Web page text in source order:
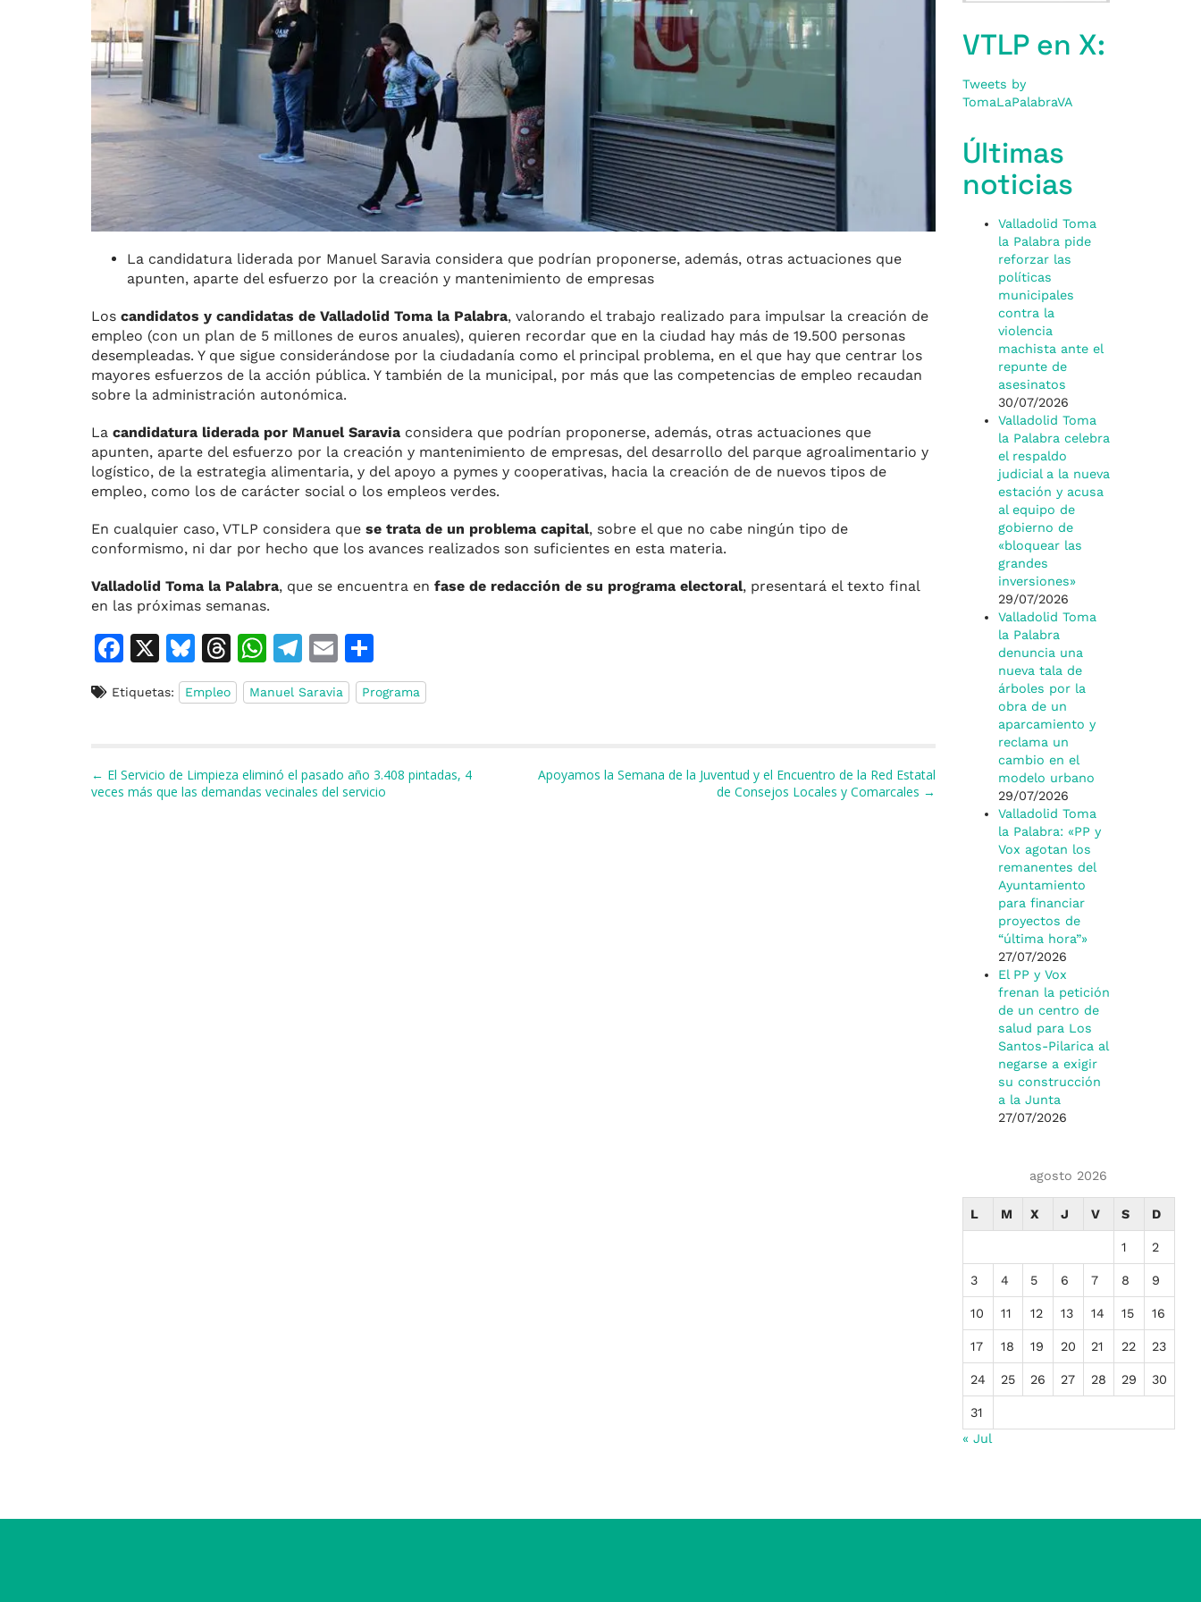
La candidatura liderada por Manuel Saravia considera que podrían proponerse, además, otras actuaciones que
apunten, aparte del esfuerzo por la creación y mantenimiento de empresas
Los candidatos y candidatas de Valladolid Toma la Palabra, valorando el trabajo realizado para impulsar la creación de
empleo (con un plan de 5 millones de euros anuales), quieren recordar que en la ciudad hay más de 19.500 personas
desempleadas. Y que sigue considerándose por la ciudadanía como el principal problema, en el que hay que centrar los
mayores esfuerzos de la acción pública. Y también de la municipal, por más que las competencias de empleo recaudan
sobre la administración autonómica.
La candidatura liderada por Manuel Saravia considera que podrían proponerse, además, otras actuaciones que
apunten, aparte del esfuerzo por la creación y mantenimiento de empresas, del desarrollo del parque agroalimentario y
logístico, de la estrategia alimentaria, y del apoyo a pymes y cooperativas, hacia la creación de de nuevos tipos de
empleo, como los de carácter social o los empleos verdes.
En cualquier caso, VTLP considera que se trata de un problema capital, sobre el que no cabe ningún tipo de
conformismo, ni dar por hecho que los avances realizados son suficientes en esta materia.
Valladolid Toma la Palabra, que se encuentra en fase de redacción de su programa electoral, presentará el texto final
en las próximas semanas.
F
c
b
o
X
Bl
u
e
k
y
T
h
re
s
W
h
at
A
p
T
el
e
m
E
m
ai
o
m
ar
ti
Etiquetas: Empleo Manuel Saravia Programa
Navegación de entradas
← El Servicio de Limpieza eliminó el pasado año 3.408 pintadas, 4
veces más que las demandas vecinales del servicio
Apoyamos la Semana de la Juventud y el Encuentro de la Red Estatal
de Consejos Locales y Comarcales →
VTLP en X:
Tweets by
TomaLaPalabraVA
Últimas
noticias
Valladolid Toma
la Palabra pide
reforzar las
políticas
municipales
contra la
violencia
machista ante el
repunte de
asesinatos
30/07/2026
Valladolid Toma
la Palabra celebra
el respaldo
judicial a la nueva
estación y acusa
al equipo de
gobierno de
«bloquear las
grandes
inversiones»
29/07/2026
Valladolid Toma
la Palabra
denuncia una
nueva tala de
árboles por la
obra de un
aparcamiento y
reclama un
cambio en el
modelo urbano
29/07/2026
Valladolid Toma
la Palabra: «PP y
Vox agotan los
remanentes del
Ayuntamiento
para financiar
proyectos de
“última hora”»
27/07/2026
El PP y Vox
frenan la petición
de un centro de
salud para Los
Santos-Pilarica al
negarse a exigir
su construcción
a la Junta
27/07/2026
agosto 2026
L M X J V S D
1 2
3 4 5 6 7 8 9
10 11 12 13 14 15 16
17 18 19 20 21 22 23
24 25 26 27 28 29 30
31
« Jul